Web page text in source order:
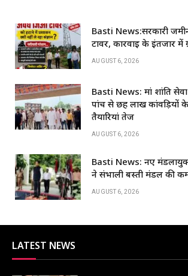
c
e
b
o
o
k
at
s
A
p
p
k
e
dI
n
ar
e
Basti News:सरकारी
टावर, कार्रवाई के इंतजार में
AUGUST 6, 2026
Basti News: मां शांति
पांच से छह लाख कांवड़ियों
तैयारियां तेज
AUGUST 6, 2026
Basti News: नए
ने संभाली बस्ती मंडल की
AUGUST 6, 2026
LATEST NEWS